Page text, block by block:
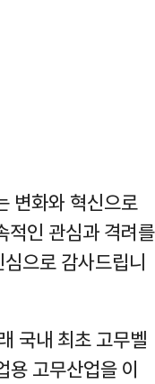
변화와 혁신으로
적인 관심과 격려를
으로 감사드립니
국내 최초 고무벨
고무산업을 이